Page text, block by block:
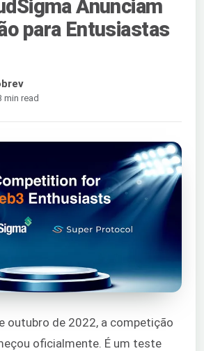
Anunciam
para Entusiastas
min read
outubro de 2022, a competição
oficialmente. É um teste